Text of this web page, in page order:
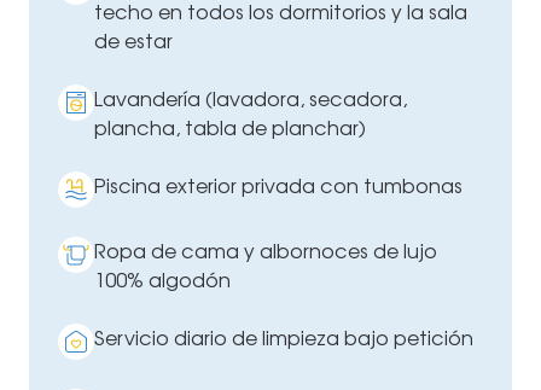
techo en todos los dormitorios y la sala
de estar
Lavandería (lavadora, secadora,
plancha, tabla de planchar)
Piscina exterior privada con tumbonas
Ropa de cama y albornoces de lujo
100% algodón
Servicio diario de limpieza bajo petición